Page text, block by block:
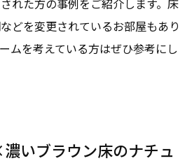
れた方の事例をご紹介します。床
どを変更されているお部屋もあり
ムを考えている方はぜひ参考にし
いブラウン床のナチュ